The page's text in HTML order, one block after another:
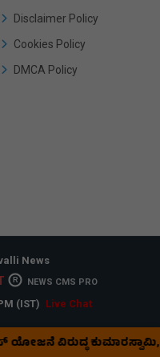
Disclaimer Policy
Cookies Policy
DMCA Policy
News
R NEWS CMS PRO
(IST) Live Chat
ಕುಮಾರಸ್ವಾಮಿ,